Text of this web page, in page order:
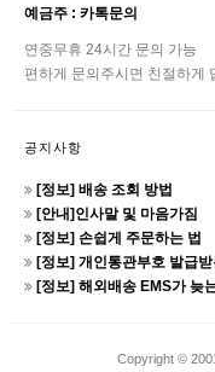
예금주 : 카톡문의
연중무휴 24시간 문의 가능
편하게 문의주시면 친절하게
공지사항
[정보] 배송 조회 방법
[안내]인사말 및 마음가짐
[정보] 손쉽게 주문하는 법
[정보] 개인통관부호 발급받
[정보] 해외배송 EMS가 늦
Copyright ©